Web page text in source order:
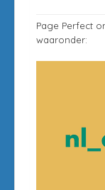
Page Perfect
waaronder: